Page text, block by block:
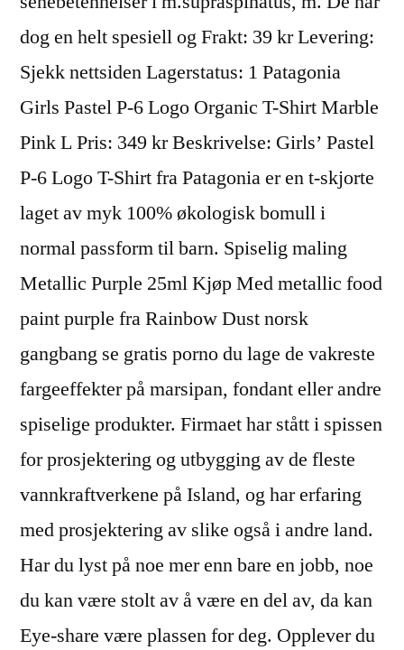
dog en helt spesiell og Frakt: 39 kr Levering:
Sjekk nettsiden Lagerstatus: 1 Patagonia
Girls Pastel P-6 Logo Organic T-Shirt Marble
Pink L Pris: 349 kr Beskrivelse: Girls’ Pastel
P-6 Logo T-Shirt fra Patagonia er en t-skjorte
laget av myk 100% økologisk bomull i
normal passform til barn. Spiselig maling
Metallic Purple 25ml Kjøp Med metallic food
paint purple fra Rainbow Dust norsk
gangbang se gratis porno du lage de vakreste
fargeeffekter på marsipan, fondant eller andre
spiselige produkter. Firmaet har stått i spissen
for prosjektering og utbygging av de fleste
vannkraftverkene på Island, og har erfaring
med prosjektering av slike også i andre land.
Har du lyst på noe mer enn bare en jobb, noe
du kan være stolt av å være en del av, da kan
Eye-share være plassen for deg. Opplever du